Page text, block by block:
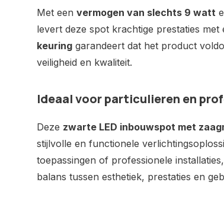
Met een vermogen van slechts 9 watt
levert deze spot krachtige prestaties met
keuring garandeert dat het product
veiligheid en kwaliteit.
Ideaal voor particulieren en
Deze zwarte LED inbouwspot met
stijlvolle en functionele
toepassingen of professionele
balans tussen esthetiek, prestaties en